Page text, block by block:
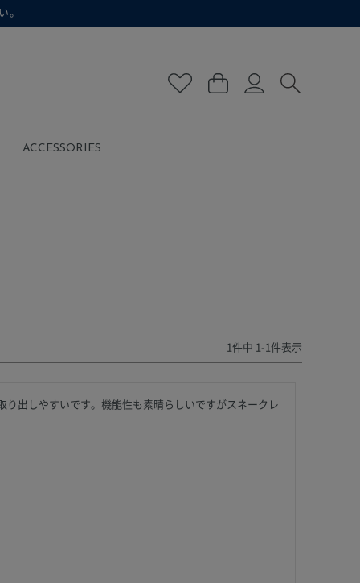
。
ACCESSORIES
1件中 1-1件表示
出しやすいです。機能性も素晴らしいですがスネークレ